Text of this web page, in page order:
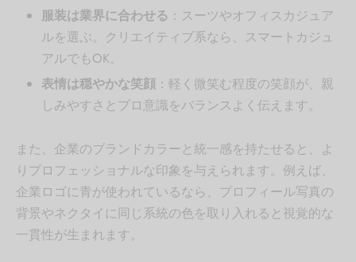
服装は業界に合わせる ：スーツやオフィスカジュア
ルを選ぶ。クリエイティブ系なら、スマートカジュ
アルでもOK。
表情は穏やかな笑顔：軽く微笑む程度の笑顔が、親
しみやすさとプロ意識をバランスよく伝えます。
また、企業のブランドカラーと統一感を持たせると、よ
りプロフェッショナルな印象を与えられます。例えば、
企業ロゴに青が使われているなら、プロフィール写真の
背景やネクタイに同じ系統の色を取り入れると視覚的な
一貫性が生まれます。